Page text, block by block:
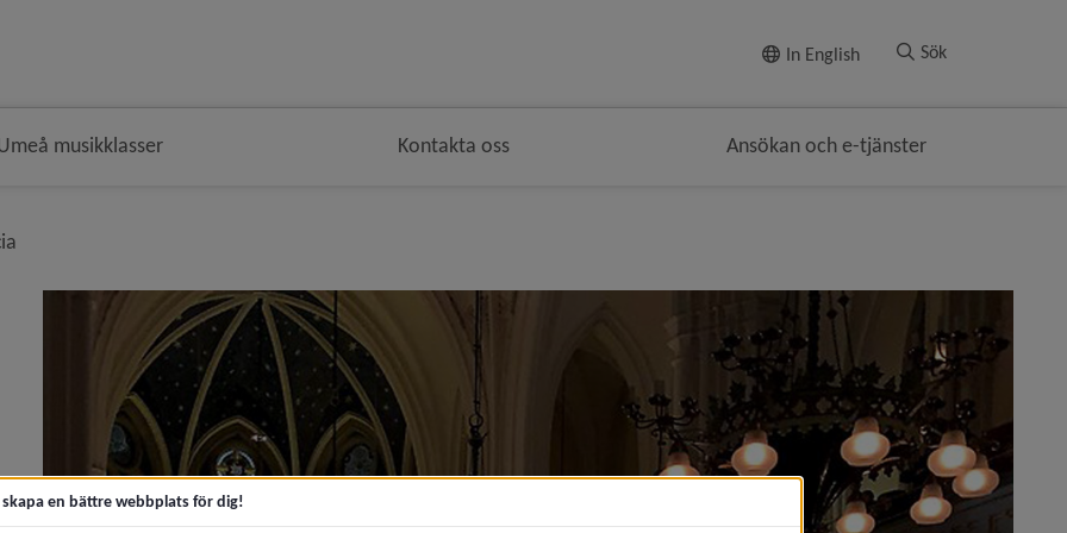
In English Sök
musikklasser Kontakta oss Ansökan och e-tjänster
nivå i brödsmulenavigeringen
2026)
SchoolFood4Change – mer hållbar mat)
Boka Umeå musikklasser till Lucia)
en bättre webbplats för dig!